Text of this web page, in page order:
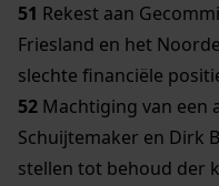
51 Rekest aan
Friesland en het
slechte financiële
52 Machtiging van een
Schuijtemaker en Dirk
stellen tot behoud der